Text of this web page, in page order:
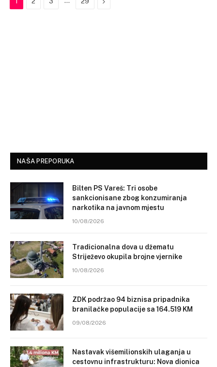
NAŠA PREPORUKA
Bilten PS Vareš: Tri osobe
sankcionisane zbog konzumiranja
narkotika na javnom mjestu
10/08/2026
Tradicionalna dova u džematu
Striježevo okupila brojne vjernike
10/08/2026
ZDK podržao 94 biznisa pripadnika
branilačke populacije sa 164.519 KM
09/08/2026
Nastavak višemilionskih ulaganja u
cestovnu infrastrukturu: Nova dionica